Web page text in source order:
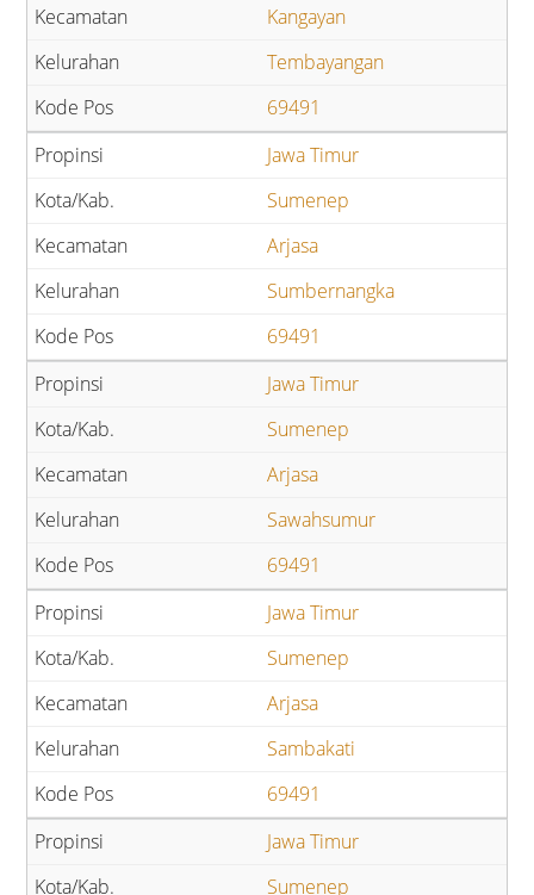
Kangayan
Tembayangan
69491
Jawa Timur
Sumenep
Arjasa
Sumbernangka
69491
Jawa Timur
Sumenep
Arjasa
Sawahsumur
69491
Jawa Timur
Sumenep
Arjasa
Sambakati
69491
Jawa Timur
Sumenep